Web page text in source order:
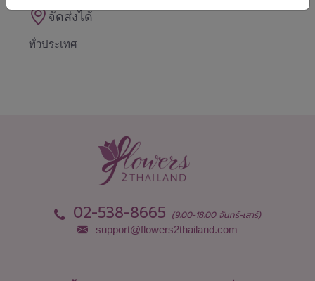
จัดส่งได้
ทั่วประเทศ
02-538-8665 (9:00-18:00 จันทร์-เสาร์)
support@flowers2thailand.com